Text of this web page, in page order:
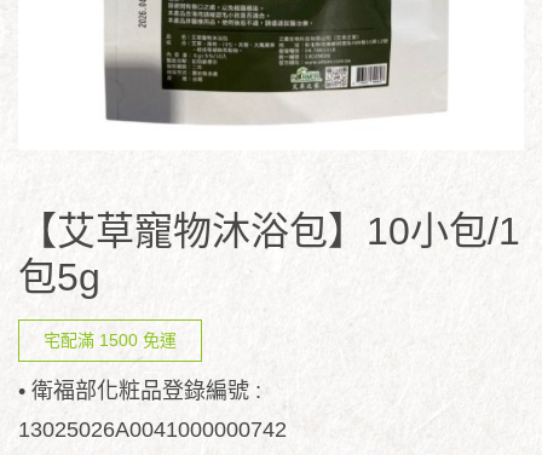
【艾草寵物沐浴包】10小包/1
包5g
宅配滿 1500 免運
• 衛福部化粧品登錄編號 :
13025026A0041000000742